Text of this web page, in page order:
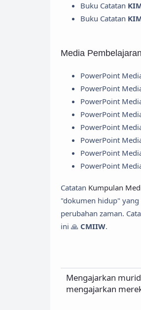
Buku Catatan
Buku Catatan
Media
PowerPoint
PowerPoint
PowerPoint
PowerPoint
PowerPoint
PowerPoint
PowerPoint
PowerPoint
Catatan Kumpulan
"dokumen hidup"
perubahan zaman.
ini 🙏 CMIIW.
Mengajarkan
mengajarkan